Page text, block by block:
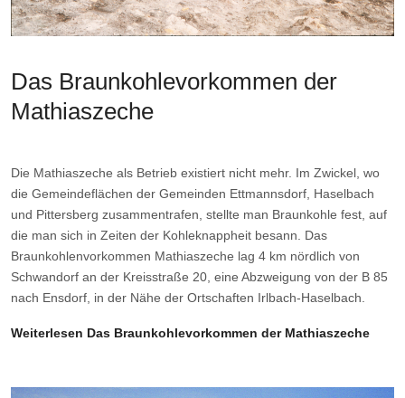
Das Braunkohlevorkommen der
Mathiaszeche
Die Mathiaszeche als Betrieb existiert nicht mehr. Im Zwickel, wo
die Gemeindeflächen der Gemeinden Ettmannsdorf, Haselbach
und Pittersberg zusammentrafen, stellte man Braunkohle fest, auf
die man sich in Zeiten der Kohleknappheit besann. Das
Braunkohlenvorkommen Mathiaszeche lag 4 km nördlich von
Schwandorf an der Kreisstraße 20, eine Abzweigung von der B 85
nach Ensdorf, in der Nähe der Ortschaften Irlbach-Haselbach.
Weiterlesen Das Braunkohlevorkommen der Mathiaszeche